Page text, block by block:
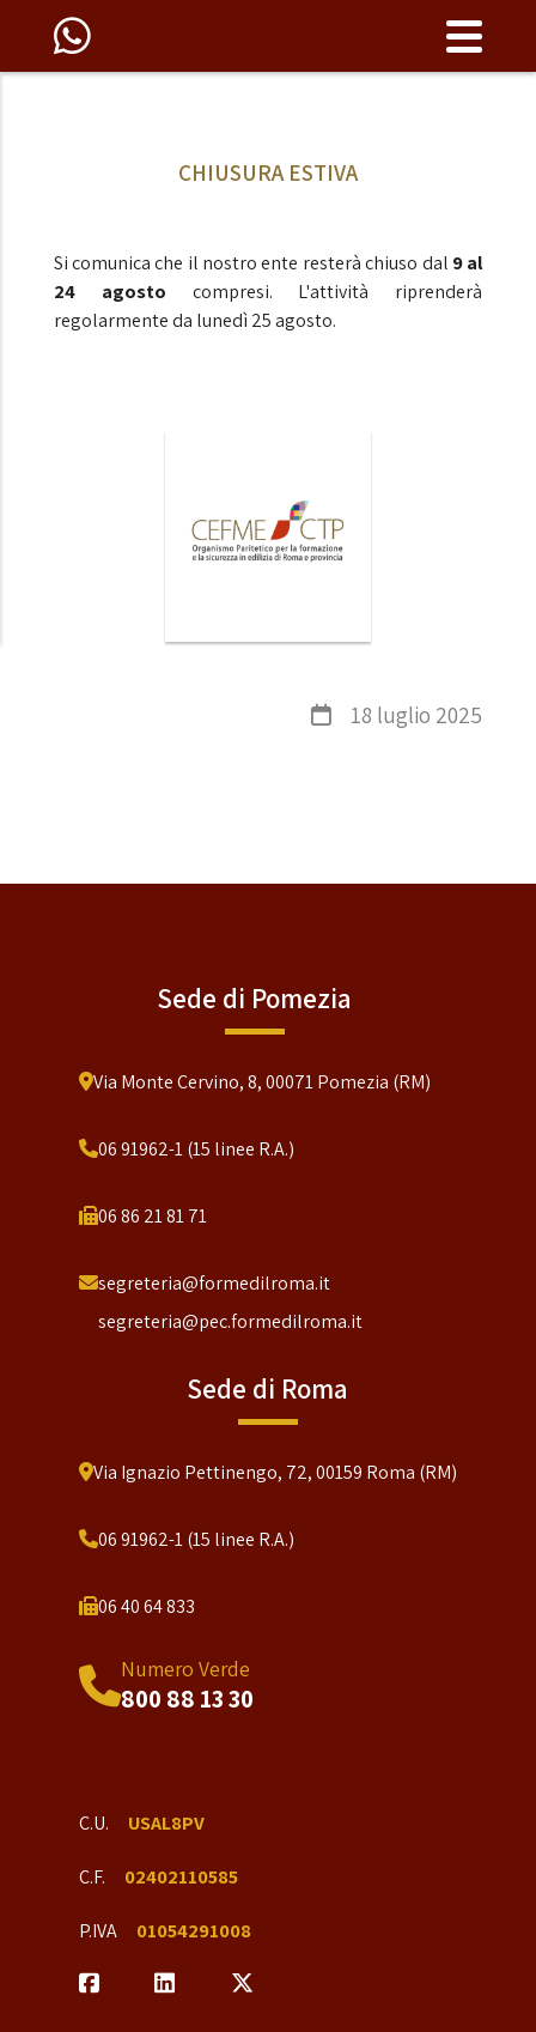
CHIUSURA ESTIVA
Si comunica che il nostro ente resterà chiuso dal 9 al
24 agosto compresi. L'attività riprenderà
regolarmente da lunedì 25 agosto.
18 luglio 2025
Sede di Pomezia
Via Monte Cervino, 8, 00071 Pomezia (RM)
06 91962-1 (15 linee R.A.)
06 86 21 81 71
segreteria@formedilroma.it
segreteria@pec.formedilroma.it
Sede di Roma
Via Ignazio Pettinengo, 72, 00159 Roma (RM)
06 91962-1 (15 linee R.A.)
06 40 64 833
Numero Verde
800 88 13 30
C.U. USAL8PV
C.F. 02402110585
P.IVA 01054291008